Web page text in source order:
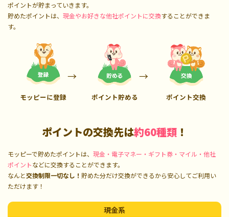
ポイントが貯まっていきます。
貯めたポイントは、 現金やお好きな他社ポイントに交換することができま
す。
モッピーに登録 ポイント貯める ポイント交換
ポイントの交換先は約60種類 ！
モッピーで貯めたポイントは、 現金・電子マネー・ギフト券・マイル・他社
ポイントなどに交換することができます。
なんと交換制限一切なし！ 貯めた分だけ交換ができるから安心してご利用い
ただけます！
現金系